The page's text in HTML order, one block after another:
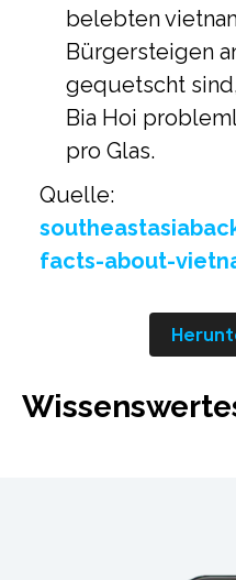
belebten
Bürgersteigen
gequetscht
Bia Hoi
pro Glas.
Quelle:
facts-about-